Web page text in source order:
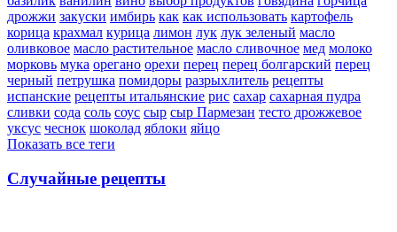
дрожжи закуски имбирь как как использовать картофель
корица крахмал курица лимон лук лук зеленый масло
оливковое масло растительное масло сливочное мед молоко
морковь мука орегано орехи перец перец болгарский перец
черный петрушка помидоры разрыхлитель рецепты
испанские рецепты итальянские рис сахар сахарная пудра
сливки сода соль соус сыр сыр Пармезан тесто дрожжевое
уксус чеснок шоколад яблоки яйцо
Показать все теги
Случайные рецепты